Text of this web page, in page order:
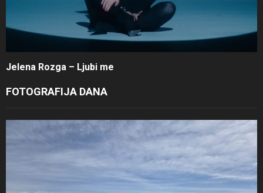
Jelena Rozga – Ljubi me
FOTOGRAFIJA DANA